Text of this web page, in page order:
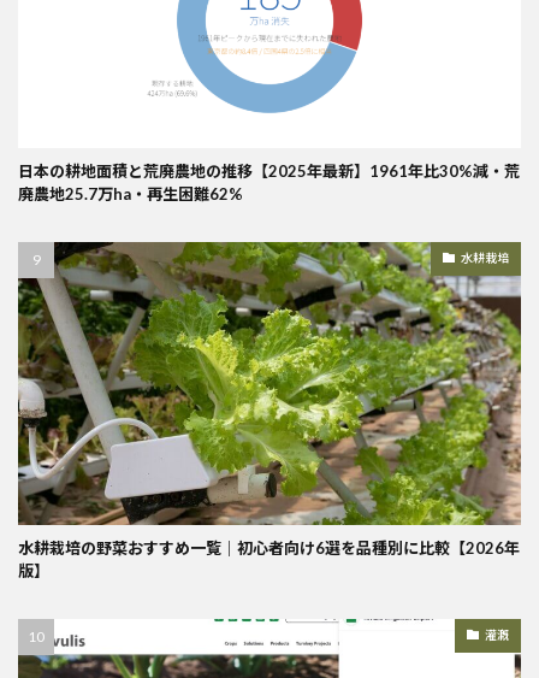
日本の耕地面積と荒廃農地の推移【2025年最新】1961年比30%減・荒
廃農地25.7万ha・再生困難62%
水耕栽培
水耕栽培の野菜おすすめ一覧｜初心者向け6選を品種別に比較【2026年
版】
灌漑